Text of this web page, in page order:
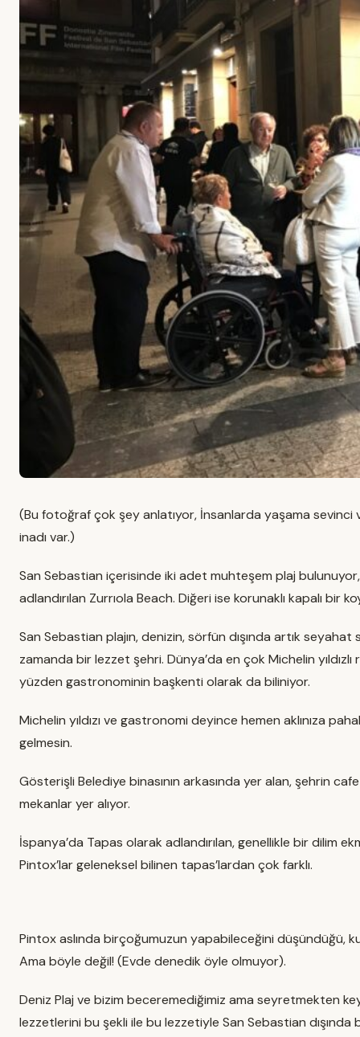
(Bu fotoğraf çok şey anlatıyor, İnsanlarda yaşama sevinci
inadı var.)
San Sebastian içerisinde iki adet muhteşem plaj
adlandırılan Zurrıola Beach. Diğeri ise korunaklı kapalı bir
San Sebastian plajın, denizin, sörfün dışında artık
zamanda bir lezzet şehri. Dünya’da en çok Michelin
yüzden gastronominin başkenti olarak da biliniyor.
Michelin yıldızı ve gastronomi deyince hemen aklınıza
gelmesin.
Gösterişli Belediye binasının arkasında yer alan, şehrin
mekanlar yer alıyor.
İspanya’da Tapas olarak adlandırılan, genellikle bir dilim
Pintox’lar geleneksel bilinen tapas’lardan çok farklı.
Pintox aslında birçoğumuzun yapabileceğini düşündüğü,
Ama böyle değil! (Evde denedik öyle olmuyor).
Deniz Plaj ve bizim beceremediğimiz ama seyretmekten
lezzetlerini bu şekli ile bu lezzetiyle San Sebastian